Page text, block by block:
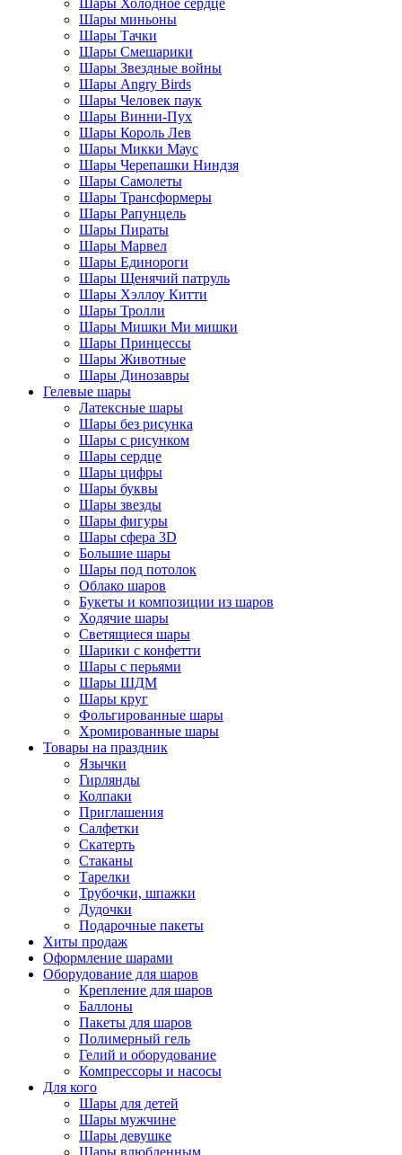
Шары Холодное сердце
Шары миньоны
Шары Тачки
Шары Смешарики
Шары Звездные войны
Шары Angry Birds
Шары Человек паук
Шары Винни-Пух
Шары Король Лев
Шары Микки Маус
Шары Черепашки Ниндзя
Шары Самолеты
Шары Трансформеры
Шары Рапунцель
Шары Пираты
Шары Марвел
Шары Единороги
Шары Щенячий патруль
Шары Хэллоу Китти
Шары Тролли
Шары Мишки Ми мишки
Шары Принцессы
Шары Животные
Шары Динозавры
Гелевые шары
Латексные шары
Шары без рисунка
Шары с рисунком
Шары сердце
Шары цифры
Шары буквы
Шары звезды
Шары фигуры
Шары сфера 3D
Большие шары
Шары под потолок
Облако шаров
Букеты и композиции из шаров
Ходячие шары
Светящиеся шары
Шарики с конфетти
Шары с перьями
Шары ШДМ
Шары круг
Фольгированные шары
Хромированные шары
Товары на праздник
Язычки
Гирлянды
Колпаки
Приглашения
Салфетки
Скатерть
Стаканы
Тарелки
Трубочки, шпажки
Дудочки
Подарочные пакеты
Хиты продаж
Оформление шарами
Оборудование для шаров
Крепление для шаров
Баллоны
Пакеты для шаров
Полимерный гель
Гелий и оборудование
Компрессоры и насосы
Для кого
Шары для детей
Шары мужчине
Шары девушке
Шары влюбленным